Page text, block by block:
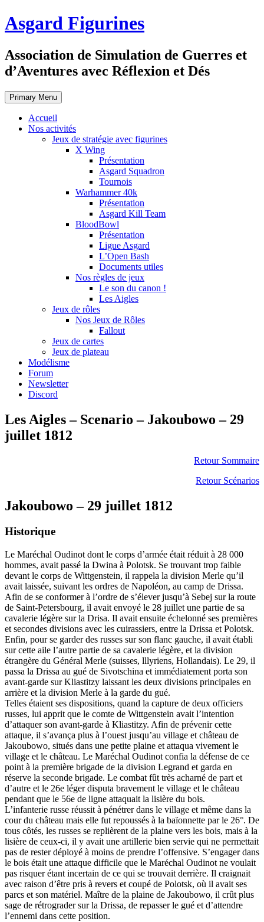
Skip
to
Asgard Figurines
Association de Simulation de Guerres et
d’Aventures avec Réflexion et Dés
Primary Menu
Accueil
Nos activités
Jeux de stratégie avec figurines
X Wing
Présentation
Asgard Squadron
Tournois
Warhammer 40k
Présentation
Asgard Kill Team
BloodBowl
Présentation
Ligue Asgard
L’Open Bash
Documents utiles
Nos règles de jeux
Le son du canon !
Les Aigles
Jeux de rôles
Nos Jeux de Rôles
Fallout
Jeux de cartes
Jeux de plateau
Modélisme
Forum
Newsletter
Discord
Les Aigles – Scenario – Jakoubowo – 29
juillet 1812
Retour Sommaire
Retour Scénarios
Jakoubowo – 29 juillet 1812
Historique
Le Maréchal Oudinot dont le corps d’armée était réduit à 28 000
hommes, avait passé la Dwina à Polotsk. Se trouvant trop faible
devant le corps de Wittgenstein, il rappela la division Merle qu’il
avait laissée, suivant les ordres de Napoléon, au camp de Drissa.
Afin de se conformer à l’ordre de s’élever jusqu’à Sebej sur la route
de Saint-Petersbourg, il avait envoyé le 28 juillet une partie de sa
cavalerie légère sur la Drisa. Il avait ensuite échelonné ses premières
et secondes divisions avec les cuirassiers, entre la Drissa et Polotsk.
Enfin, pour se garder des russes sur son flanc gauche, il avait établi
sur cette aile l’autre partie de sa cavalerie légère, et la division
étrangère du Général Merle (suisses, lllyriens, Hollandais). Le 29, il
passa la Drissa au gué de Sivotschina et immédiatement porta son
avant-garde sur Kliastitzy laissant les deux divisions principales en
arrière et la division Merle à la garde du gué.
Telles étaient ses dispositions, quand la capture de deux officiers
russes, lui apprit que le comte de Wittgenstein avait l’intention
d’attaquer son avant-garde à Kliastitzy. Afin de prévenir cette
attaque, il s’avança plus à l’ouest jusqu’au village et château de
Jakoubowo, situés dans une petite plaine et attaqua vivement le
village et le château. Le Maréchal Oudinot confia la défense de ce
point à la première brigade de la division Legrand et garda en
réserve la seconde brigade. Le combat fût très acharné de part et
d’autre et le 26e léger disputa bravement le village et le château
pendant que le 56e de ligne attaquait la lisière du bois.
L’infanterie russe réussit à pénétrer dans le village et même dans la
cour du château mais elle fut repoussés à la baïonnette par le 26°. De
tous côtés, les russes se replièrent de la plaine vers les bois, mais à la
lisière de ceux-ci, il y avait une artillerie bien servie qui ne permettait
pas de rester déployé à moins de prendre l’offensive. S’engager dans
le bois était une attaque difficile que le Maréchal Oudinot ne voulait
pas risquer étant incertain de ce qui se trouvait derrière. Il craignait
avec raison d’être pris à revers et coupé de Polotsk, où il avait ses
parcs et son matériel. Maître de la plaine de Jakoubowo, il crût plus
sage de rétrograder sur la Drissa, de repasser le gué et d’attendre
l’ennemi dans cette position.